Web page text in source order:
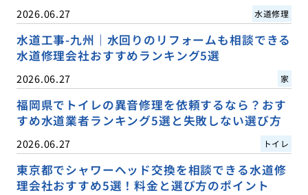
2026.06.27 水道修理
水道工事-九州｜水回りのリフォームも相談できる
水道修理会社おすすめランキング5選
2026.06.27 家
福岡県でトイレの異音修理を依頼するなら？おす
すめ水道業者ランキング5選と失敗しない選び方
2026.06.27 トイレ
東京都でシャワーヘッド交換を相談できる水道修
理会社おすすめ5選！料金と選び方のポイント